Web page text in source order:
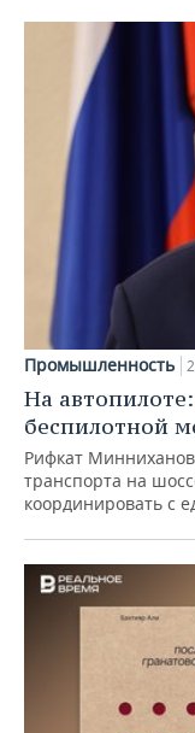
Промышленность
На
беспилотной
Рифкат
транспорта на
координировать с